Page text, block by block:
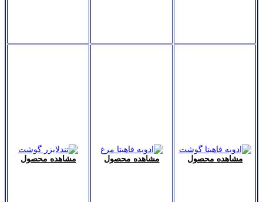
مشاهده محصول مشاهده محصول مشاهده محصول